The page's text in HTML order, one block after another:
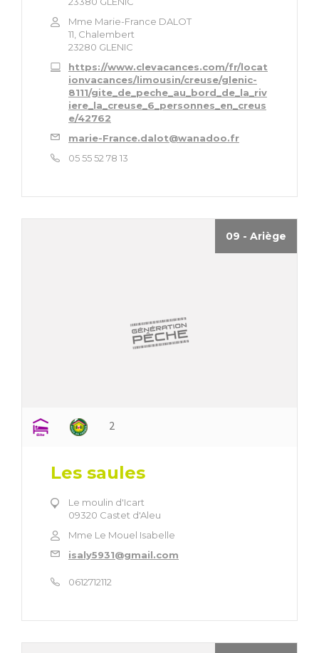
Mme Marie-France DALOT
11, Chalembert
23280 GLENIC
https://www.clevacances.com/fr/locat
ionvacances/limousin/creuse/glenic-
8111/gite_de_peche_au_bord_de_la_riv
iere_la_creuse_6_personnes_en_creus
e/42762
marie-France.dalot@wanadoo.fr
05 55 52 78 13
09 - Ariège
2
Les saules
Le moulin d'Icart
09320 Castet d'Aleu
Mme Le Mouel Isabelle
isaly5931@gmail.com
0612712112